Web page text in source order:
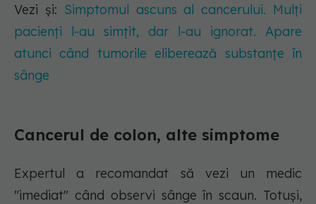
Vezi și: Simptomul ascuns al cancerului. Mulți
pacienți l-au simțit, dar l-au ignorat. Apare
atunci când tumorile eliberează substanțe în
sânge
Cancerul de colon, alte simptome
Expertul a recomandat să vezi un medic
"imediat" când observi sânge în scaun. Totuși,